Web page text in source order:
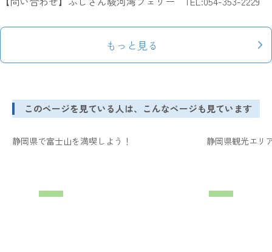
もっと見る
このページを見ている人は、こんなページも見ています
静岡県で富士山を満喫しよう！ 静岡県観光エリ